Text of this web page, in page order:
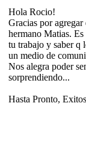
Hola Rocio!
Gracias por
hermano Matias.
tu trabajo y saber q
un medio de
Nos alegra poder
sorprendiendo...
Hasta Pronto,